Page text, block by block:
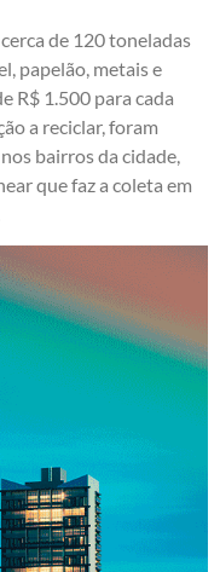
de 120 toneladas
papelão, metais e
R$ 1.500 para cada
a reciclar, foram
bairros da cidade,
que faz a coleta em